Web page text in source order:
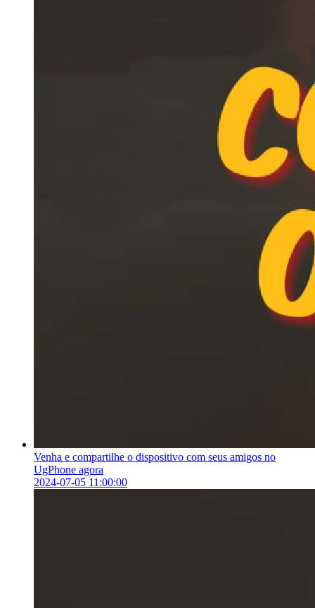
Venha e compartilhe o dispositivo com seus amigos no
UgPhone agora
2024-07-05 11:00:00